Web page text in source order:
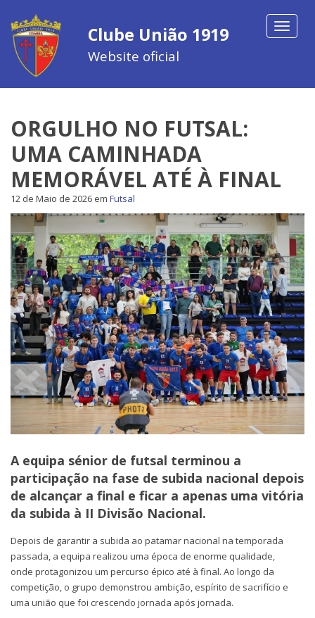
Toggle
Clube União 1919
Website oficial
ORGULHO NO FUTSAL:
UMA CAMINHADA
MEMORÁVEL ATÉ À FINAL
12 de Maio de 2026 em Futsal
A equipa sénior de futsal terminou a
participação na fase de subida nacional depois
de alcançar a final e ficar a apenas uma vitória
da subida à II Divisão Nacional.
Depois de garantir a subida ao patamar nacional na temporada
passada, a equipa realizou uma época de enorme qualidade,
onde protagonizou um percurso épico até à final. Ao longo da
competição, o grupo demonstrou ambição, espírito de sacrifício e
uma união que foi crescendo jornada após jornada.